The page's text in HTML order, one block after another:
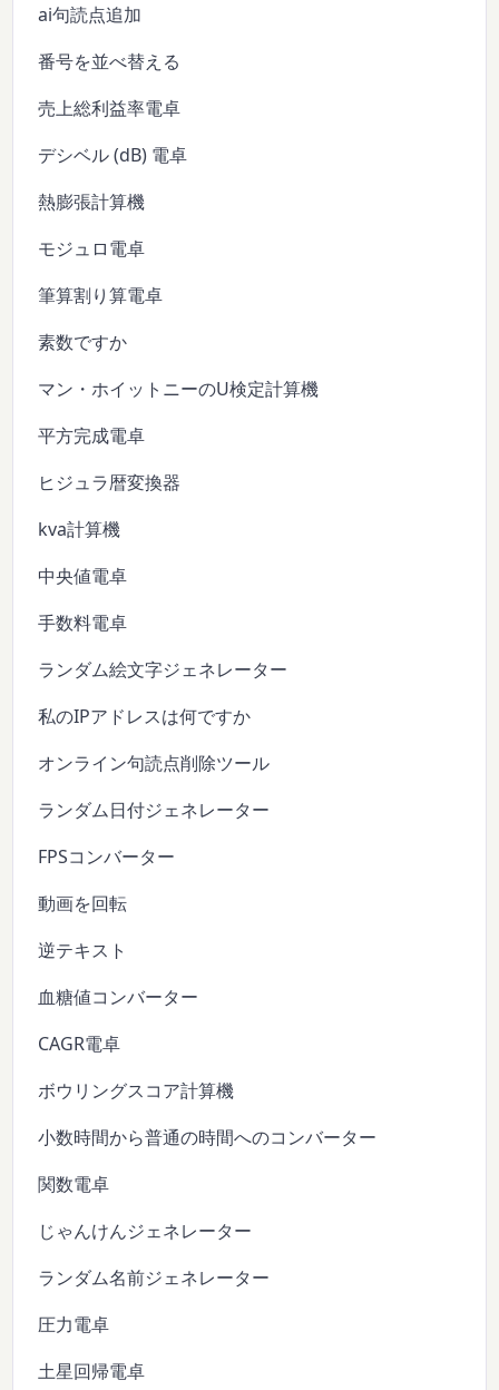
ai句読点追加
番号を並べ替える
売上総利益率電卓
デシベル (dB) 電卓
熱膨張計算機
モジュロ電卓
筆算割り算電卓
素数ですか
マン・ホイットニーのU検定計算機
平方完成電卓
ヒジュラ暦変換器
kva計算機
中央値電卓
手数料電卓
ランダム絵文字ジェネレーター
私のIPアドレスは何ですか
オンライン句読点削除ツール
ランダム日付ジェネレーター
FPSコンバーター
動画を回転
逆テキスト
血糖値コンバーター
CAGR電卓
ボウリングスコア計算機
小数時間から普通の時間へのコンバーター
関数電卓
じゃんけんジェネレーター
ランダム名前ジェネレーター
圧力電卓
土星回帰電卓